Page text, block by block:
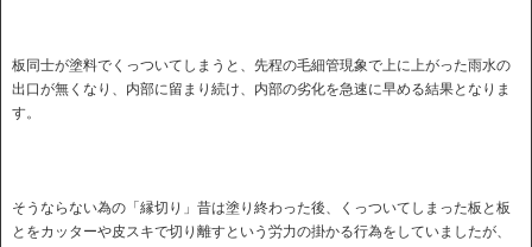
板同士が塗料でくっついてしまうと、先程の毛細管現象で上に上がった雨水の
出口が無くなり、内部に留まり続け、内部の劣化を急速に早める結果となりま
す。
そうならない為の「縁切り」昔は塗り終わった後、くっついてしまった板と板
とをカッターや皮スキで切り離すという労力の掛かる行為をしていましたが、